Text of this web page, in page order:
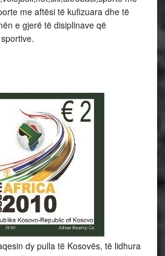
me aftësi të kufizuara dhe të
e gjerë të disiplinave që
sportive.
dy pulla të Kosovës, të lidhura